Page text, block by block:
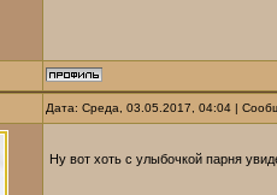
Дата: Среда, 03.05.2017, 04:04 |
Ну вот хоть с улыбочкой парня